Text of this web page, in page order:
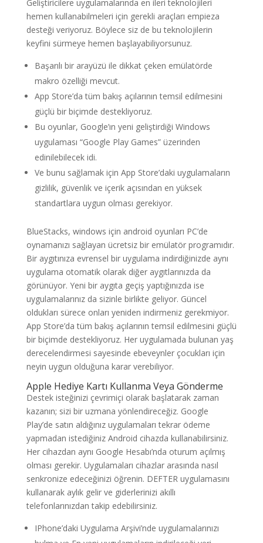
Geliştiricilere uygulamalarında en ileri teknolojileri
hemen kullanabilmeleri için gerekli araçları empieza
desteği veriyoruz. Böylece siz de bu teknolojilerin
keyfini sürmeye hemen başlayabiliyorsunuz.
Başarılı bir arayüzü ile dikkat çeken emülatörde
makro özelliği mevcut.
App Store’da tüm bakış açılarının temsil edilmesini
güçlü bir biçimde destekliyoruz.
Bu oyunlar, Google’ın yeni geliştirdiği Windows
uygulaması “Google Play Games” üzerinden
edinilebilecek idi.
Ve bunu sağlamak için App Store’daki uygulamaların
gizlilik, güvenlik ve içerik açısından en yüksek
standartlara uygun olması gerekiyor.
BlueStacks, windows için android oyunları PC’de
oynamanızı sağlayan ücretsiz bir emülatör programıdır.
Bir aygıtınıza evrensel bir uygulama indirdiğinizde aynı
uygulama otomatik olarak diğer aygıtlarınızda da
görünüyor. Yeni bir aygıta geçiş yaptığınızda ise
uygulamalarınız da sizinle birlikte geliyor. Güncel
oldukları sürece onları yeniden indirmeniz gerekmiyor.
App Store’da tüm bakış açılarının temsil edilmesini güçlü
bir biçimde destekliyoruz. Her uygulamada bulunan yaş
derecelendirmesi sayesinde ebeveynler çocukları için
neyin uygun olduğuna karar verebiliyor.
Apple Hediye Kartı Kullanma Veya Gönderme
Destek isteğinizi çevrimiçi olarak başlatarak zaman
kazanın; sizi bir uzmana yönlendireceğiz. Google
Play’de satın aldığınız uygulamaları tekrar ödeme
yapmadan istediğiniz Android cihazda kullanabilirsiniz.
Her cihazdan aynı Google Hesabı’nda oturum açılmış
olması gerekir. Uygulamaları cihazlar arasında nasıl
senkronize edeceğinizi öğrenin. DEFTER uygulamasını
kullanarak aylık gelir ve giderlerinizi akıllı
telefonlarınızdan takip edebilirsiniz.
IPhone’daki Uygulama Arşivi’nde uygulamalarınızı